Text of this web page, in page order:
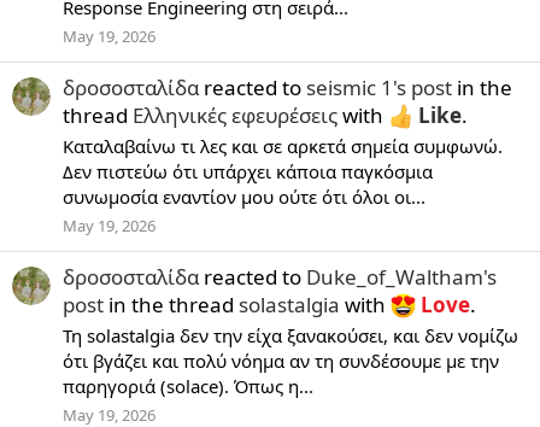
Response Engineering στη σειρά...
May 19, 2026
δροσοσταλίδαreacted to seismic 1's post in the
thread Ελληνικές εφευρέσειςwith Like.
Καταλαβαίνω τι λες και σε αρκετά σημεία συμφωνώ.
Δεν πιστεύω ότι υπάρχει κάποια παγκόσμια
συνωμοσία εναντίον μου ούτε ότι όλοι οι...
May 19, 2026
δροσοσταλίδαreacted to Duke_of_Waltham's
post in the thread solastalgia with Love.
Τη solastalgia δεν την είχα ξανακούσει, και δεν νομίζω
ότι βγάζει και πολύ νόημα αν τη συνδέσουμε με την
παρηγοριά (solace). Όπως η...
May 19, 2026